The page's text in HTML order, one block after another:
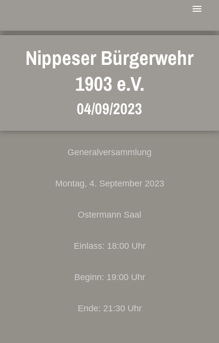
Nippeser Bürgerwehr
1903 e.V.
04/09/2023
Generalversammlung
Montag, 4. September 2023
Ostermann Saal
Einlass: 18:00 Uhr
Beginn: 19:00 Uhr
Ende: 21:30 Uhr